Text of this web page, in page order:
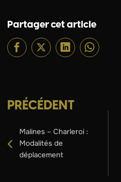
Partager cet article
PRÉCÉDENT
Malines – Charleroi :
Modalités de
déplacement